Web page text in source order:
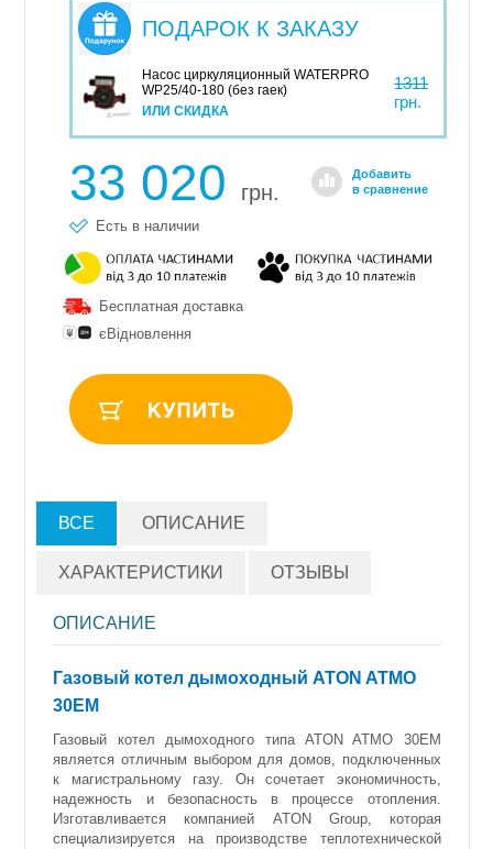
ПОДАРОК К ЗАКАЗУ
Насос циркуляционный WATERPRO
WP25/40-180 (без гаек)
ИЛИ СКИДКА
1311
грн.
33 020 грн.
Добавить
в сравнение
Есть в наличии
Бесплатная доставка
єВідновлення
ВСЕ ОПИСАНИЕ
ХАРАКТЕРИСТИКИ ОТЗЫВЫ
ОПИСАНИЕ
Газовый котел дымоходный ATON ATMO
30ЕМ
Газовый котел дымоходного типа ATON ATMO 30ЕМ
является отличным выбором для домов, подключенных
к магистральному газу. Он сочетает экономичность,
надежность и безопасность в процессе отопления.
Изготавливается компанией ATON Group, которая
специализируется на производстве теплотехнической